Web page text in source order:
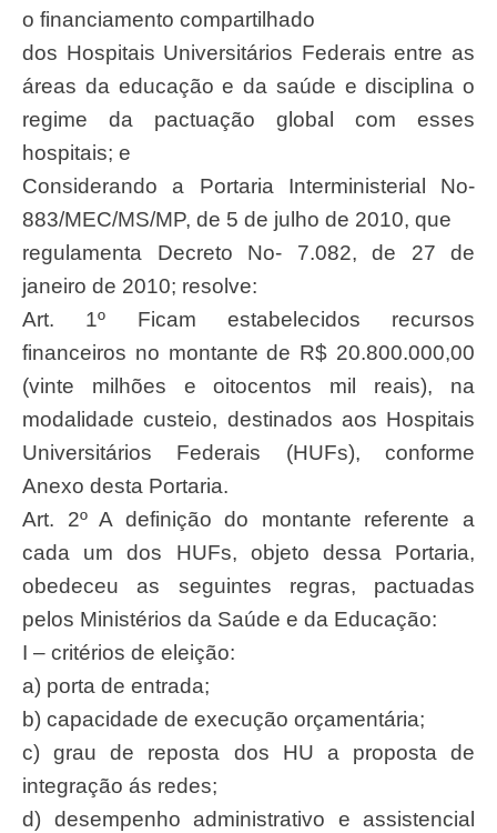
o financiamento compartilhado
dos Hospitais Universitários Federais entre as
áreas da educação e da saúde e disciplina o
regime da pactuação global com esses
hospitais; e
Considerando a Portaria Interministerial No-
883/MEC/MS/MP, de 5 de julho de 2010, que
regulamenta Decreto No- 7.082, de 27 de
janeiro de 2010; resolve:
Art. 1º Ficam estabelecidos recursos
financeiros no montante de R$ 20.800.000,00
(vinte milhões e oitocentos mil reais), na
modalidade custeio, destinados aos Hospitais
Universitários Federais (HUFs), conforme
Anexo desta Portaria.
Art. 2º A definição do montante referente a
cada um dos HUFs, objeto dessa Portaria,
obedeceu as seguintes regras, pactuadas
pelos Ministérios da Saúde e da Educação:
I – critérios de eleição:
a) porta de entrada;
b) capacidade de execução orçamentária;
c) grau de reposta dos HU a proposta de
integração ás redes;
d) desempenho administrativo e assistencial